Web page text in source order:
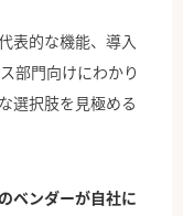
表的な機能、導入
部門向けにわかり
選択肢を見極める
ベンダーが自社に